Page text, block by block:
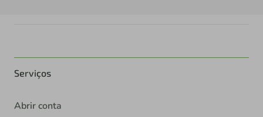
Serviços
Abrir conta